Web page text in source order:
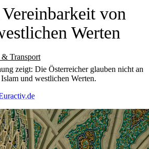
Transport
von
Werten
zeigt: Die Österreicher glauben nicht an
und westlichen Werten.